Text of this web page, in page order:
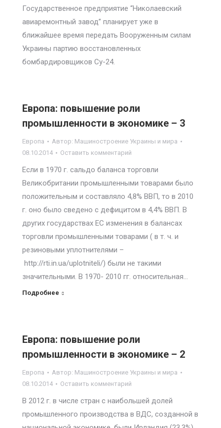
Государственное предприятие “Николаевский
авиаремонтный завод” планирует уже в
ближайшее время передать Вооруженным силам
Украины партию восстановленных
бомбардировщиков Су-24.
Европа: повышение роли
промышленности в экономике – 3
Европа Автор: Машиностроение Украины и мира
08.10.2014
Оставить комментарий
Если в 1970 г. сальдо баланса торговли
Великобритании промышленными товарами было
положительным и составляло 4,8% ВВП, то в 2010
г. оно было сведено с дефицитом в 4,4% ВВП. В
других государствах ЕС изменения в балансах
торговли промышленными товарами ( в т. ч. и
резиновыми уплотнителями –
http://rti.in.ua/uplotniteli/) были не такими
значительными. В 1970- 2010 гг. относительная…
Подробнее
Европа: повышение роли
промышленности в экономике – 2
Европа Автор: Машиностроение Украины и мира
08.10.2014
Оставить комментарий
В 2012 г. в числе стран с наибольшей долей
промышленного производства в ВДС, созданной в